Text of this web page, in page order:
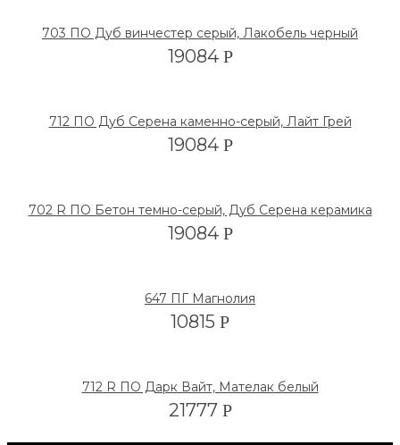
703 ПО Дуб винчестер серый, Лакобель черный
19084 Р
712 ПО Дуб Серена каменно-серый, Лайт Грей
19084 Р
702 R ПО Бетон темно-серый, Дуб Серена керамика
19084 Р
647 ПГ Магнолия
10815 Р
712 R ПО Дарк Вайт, Мателак белый
21777 Р